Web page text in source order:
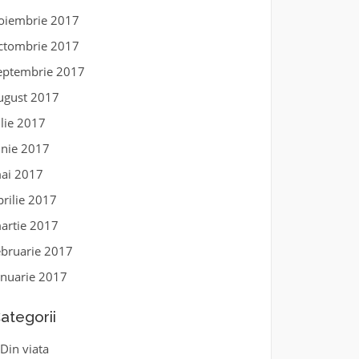
2017
2017
2017
2017
2017
2017
2017
2017
2017
2017
2017
Din viata